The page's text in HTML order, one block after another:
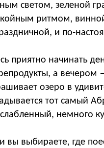
светом, зеленой
ритмом, винной
и по-
приятно начинать
а вечером
озеро в
тот самый
немного
вы выбираете, где